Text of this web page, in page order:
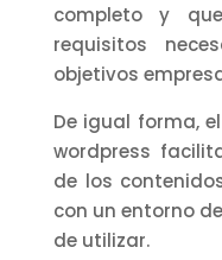
completo y
requisitos
objetivos
De igual forma,
wordpress
de los
con un entorno
de utilizar.